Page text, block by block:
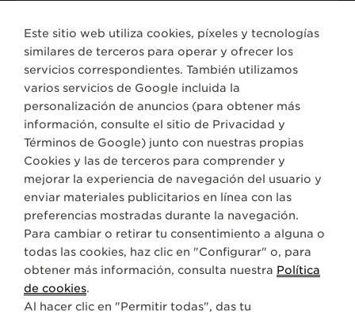
TODAS LAS COLECCIONES REVERSO
REVERSO ONE
REF. Q334216J
ACERCA DE NOSOTROS
SERVICIOS
CONTACTO
Este sitio web utiliza cookies, píxeles y tecnologías
similares de terceros para operar y ofrecer los
servicios correspondientes. También utilizamos
varios servicios de Google incluida la
personalización de anuncios (para obtener más
información, consulte el sitio de Privacidad y
Términos de Google) junto con nuestras propias
Cookies y las de terceros para comprender y
mejorar la experiencia de navegación del usuario y
enviar materiales publicitarios en línea con las
preferencias mostradas durante la navegación.
Para cambiar o retirar tu consentimiento a alguna o
todas las cookies, haz clic en "Configurar" o, para
obtener más información, consulta nuestra Política
de cookies.
Al hacer clic en "Permitir todas", das tu